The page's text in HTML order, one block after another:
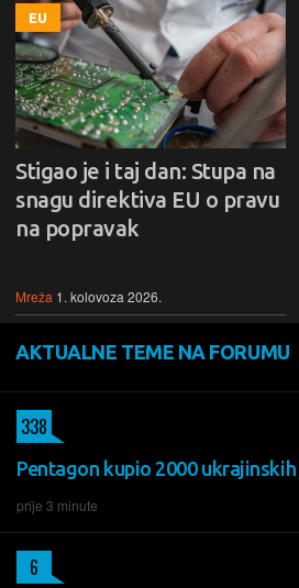
EU
Stigao je i taj dan: Stupa na
snagu direktiva EU o pravu
na popravak
Mreža 1. kolovoza 2026.
AKTUALNE TEME NA FORUMU
Pentagon kupio 2000
prije 3 minute
338
6